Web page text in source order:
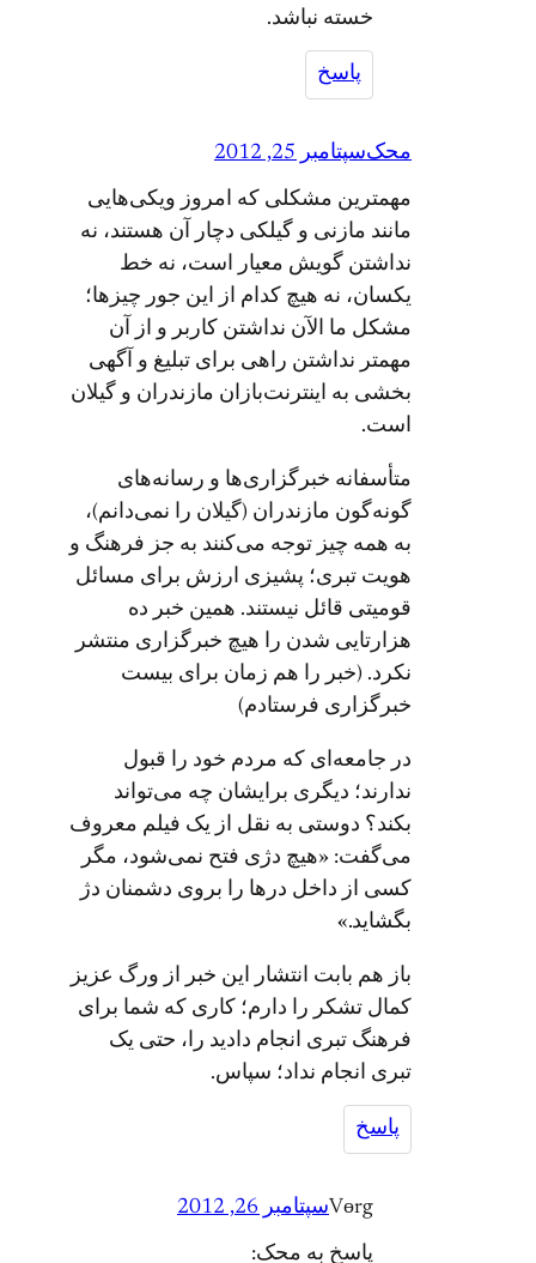
خسته نباشد.
پاسخ
محکسپتامبر 25, 2012
مهمترین مشکلی که امروز ویکی‌هایی
مانند مازنی و گیلکی دچار آن هستند، نه
نداشتن گویش معیار است، نه خط
یکسان، نه هیچ کدام از این جور چیزها؛
مشکل ما الآن نداشتن کاربر و از آن
مهمتر نداشتن راهی برای تبلیغ و آگهی
بخشی به اینترنت‌بازان مازندران و گیلان
است.
متأسفانه خبرگزاری‌ها و رسانه‌های
گونه‌گون مازندران (گیلان را نمی‌دانم)،
به همه چیز توجه می‌کنند به جز فرهنگ و
هویت تبری؛ پشیزی ارزش برای مسائل
قومیتی قائل نیستند. همین خبر ده
هزارتایی شدن را هیچ خبرگزاری منتشر
نکرد. (خبر را هم زمان برای بیست
خبرگزاری فرستادم)
در جامعه‌ای که مردم خود را قبول
ندارند؛ دیگری برایشان چه می‌تواند
بکند؟ دوستی به نقل از یک فیلم معروف
می‌گفت: «هیچ دژی فتح نمی‌شود، مگر
کسی از داخل درها را بروی دشمنان دژ
بگشاید.»
باز هم بابت انتشار این خبر از ورگ عزیز
کمال تشکر را دارم؛ کاری که شما برای
فرهنگ تبری انجام دادید را، حتی یک
تبری انجام نداد؛ سپاس.
پاسخ
Vөrgسپتامبر 26, 2012
پاسخ به محک: